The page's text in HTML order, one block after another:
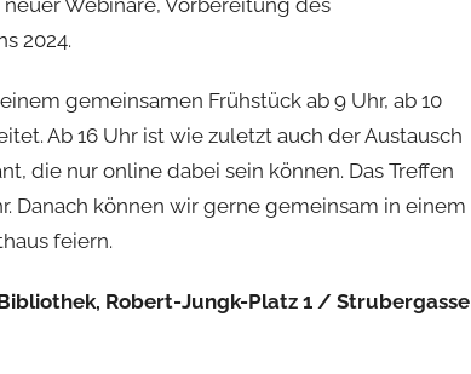
2024.
gemeinsamen Frühstück ab 9 Uhr, ab 10
Ab 16 Uhr ist wie zuletzt auch der Austausch
die nur online dabei sein können. Das Treffen
Danach können wir gerne gemeinsam in einem
feiern.
Robert-Jungk-Platz 1 / Strubergasse